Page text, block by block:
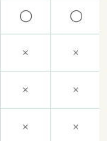
◯ ◯
× ×
× ×
× ×